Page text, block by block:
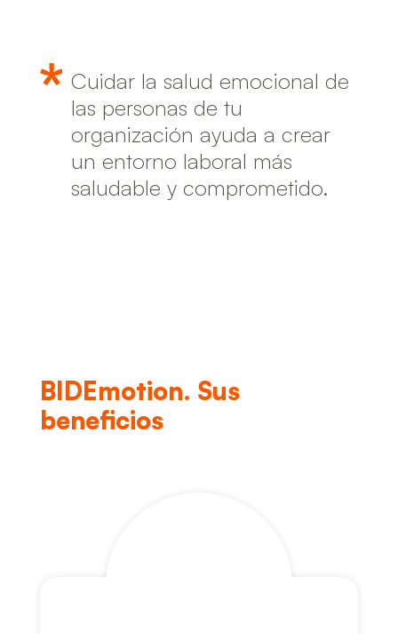
Cuidar la salud emocional de
las personas de tu
organización ayuda a crear
un entorno laboral más
saludable y comprometido.
BIDEmotion. Sus
beneficios